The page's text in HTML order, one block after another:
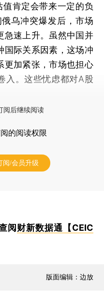
肯定会带来一定的负
乌冲突爆发后，市场
急速上升。虽然中国并
国际关系因素，这场冲
更加紧张，市场也担心
入。这些忧虑都对A股
阅后继续阅读
的阅读权限
阅/会员升级
阅财新数据通【CEIC
版面编辑：边放